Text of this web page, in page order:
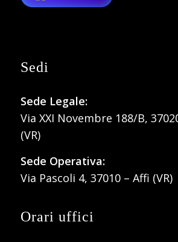
Sedi
Sede Legale:
Via XXI Novembre 188/B,
(VR)
Sede Operativa:
Via Pascoli 4, 37010 – Affi (VR)
Orari uffici